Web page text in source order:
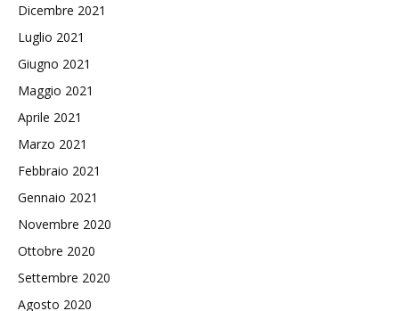
Dicembre 2021
Luglio 2021
Giugno 2021
Maggio 2021
Aprile 2021
Marzo 2021
Febbraio 2021
Gennaio 2021
Novembre 2020
Ottobre 2020
Settembre 2020
Agosto 2020